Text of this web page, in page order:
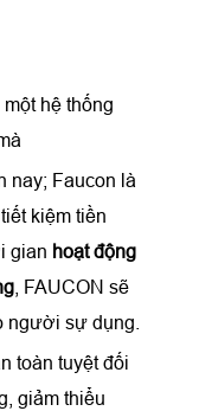
hệ thống
nay; Faucon là
kiệm tiền
gian hoạt động
, FAUCON sẽ
người sự dụng.
toàn tuyệt đối
giảm thiểu